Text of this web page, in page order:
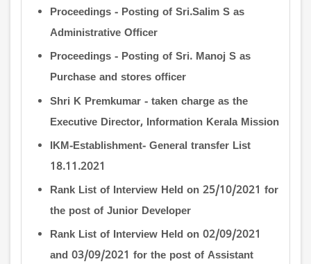
Proceedings - Posting of Sri.Salim S as
Administrative Officer
Proceedings - Posting of Sri. Manoj S as
Purchase and stores officer
Shri K Premkumar - taken charge as the
Executive Director, Information Kerala Mission
IKM-Establishment- General transfer List
18.11.2021
Rank List of Interview Held on 25/10/2021 for
the post of Junior Developer
Rank List of Interview Held on 02/09/2021
and 03/09/2021 for the post of Assistant